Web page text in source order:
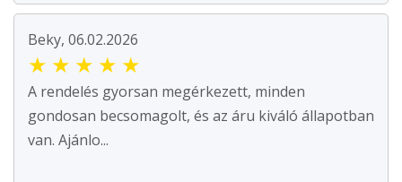
Beky, 06.02.2026
★ ★ ★ ★ ★
A rendelés gyorsan megérkezett, minden
gondosan becsomagolt, és az áru kiváló állapotban
van. Ajánlo...